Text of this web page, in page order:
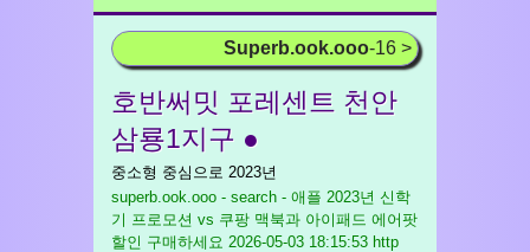
Superb.ook.ooo-16 >
호반써밋 포레센트 천안
삼룡1지구 ●
중소형 중심으로 2023년
superb.ook.ooo - search - 애플 2023년 신학
기 프로모션 vs 쿠팡 맥북과 아이패드 에어팟
할인 구매하세요 2026-05-03 18:15:53 http